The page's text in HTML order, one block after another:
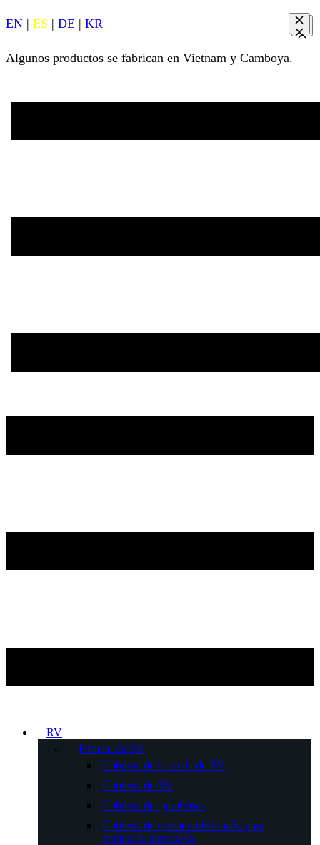
EN | ES | DE | KR
Algunos productos se fabrican en Vietnam y Camboya.
RV
Protección RV
Cubierta de la rueda de RV
Cubierta de RV
Cubierta del parabrisas
Cubierta de aire acondicionado para
vehículos recreativos